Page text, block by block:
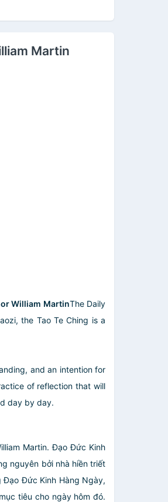
Martin
William Martin​The Daily
the Tao Te Ching is a
and an intention for
of reflection that will
day by day.
Martin. Đạo Đức Kinh
nguyên bởi nhà hiền triết
Đạo Đức Kinh Hàng Ngày,
tiêu cho ngày hôm đó.